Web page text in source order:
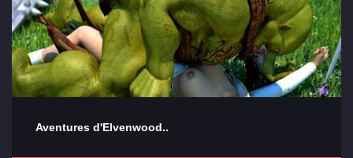
Aventures d'Elvenwood..